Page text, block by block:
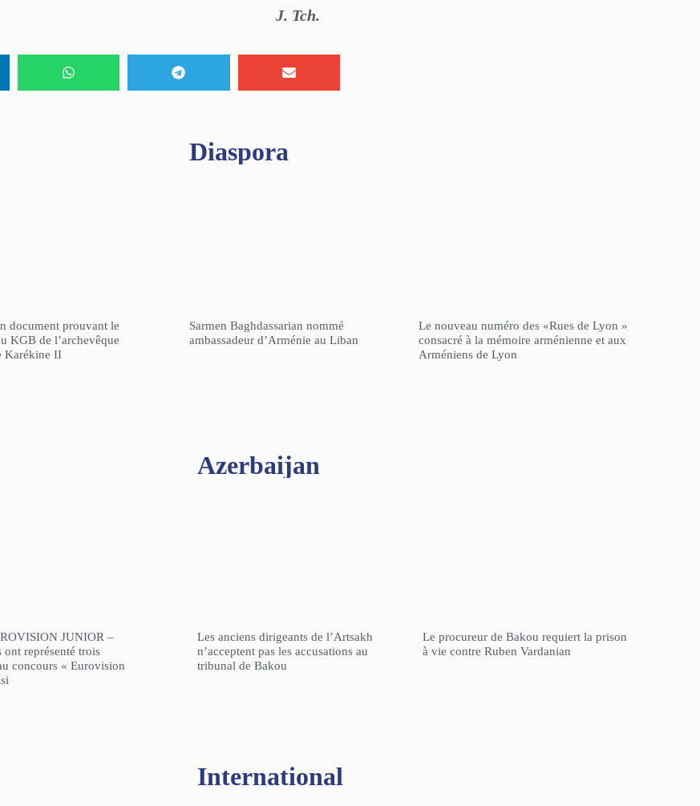
J. Tch.
document prouvant le
KGB de l’archevêque
Karékine II
Diaspora
Sarmen Baghdassarian nommé
ambassadeur d’Arménie au Liban
Le nouveau numéro des «Rues de Lyon »
consacré à la mémoire arménienne et aux
Arméniens de Lyon
JUNIOR –
ont représenté trois
concours « Eurovision
Azerbaijan
Les anciens dirigeants de l’Artsakh
n’acceptent pas les accusations au
tribunal de Bakou
Le procureur de Bakou requiert la prison
à vie contre Ruben Vardanian
International